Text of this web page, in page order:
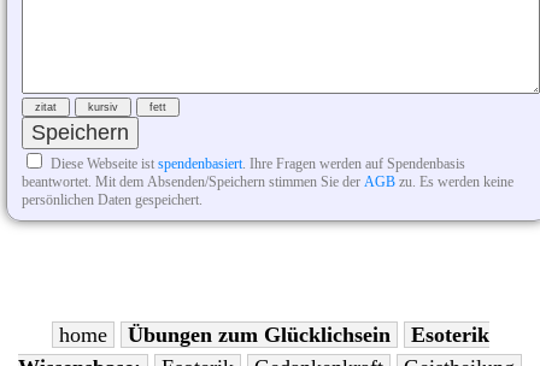
Diese Webseite ist spendenbasiert. Ihre Fragen werden auf Spendenbasis
beantwortet. Mit dem Absenden/Speichern stimmen Sie der AGBzu. Es werden keine
persönlichen Daten gespeichert.
home Übungen zum Glücklichsein
Esoterik